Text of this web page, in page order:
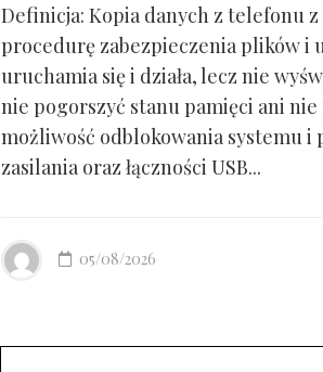
Definicja: Kopia danych z telefonu
procedurę zabezpieczenia plików i
uruchamia się i działa, lecz nie
nie pogorszyć stanu pamięci ani
możliwość odblokowania systemu
zasilania oraz łączności USB...
05/08/2026